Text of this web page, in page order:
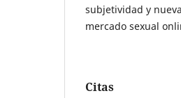
subjetividad y
mercado sexual
Citas